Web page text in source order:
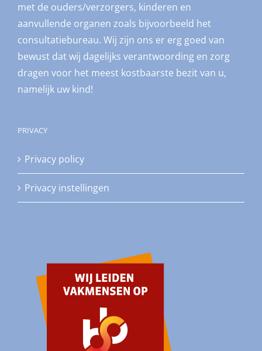
met de ouders/verzorgers, kinderen en
aanvullende organen zoals bijvoorbeeld het
consultatiebureau. Wij zijn ons er erg goed van
bewust dat wij dagelijks verantwoording en zorg
dragen voor het meest kostbaarste bezit van u,
namelijk uw kind!
PRIVACY
Privacy policy
Privacy instellingen